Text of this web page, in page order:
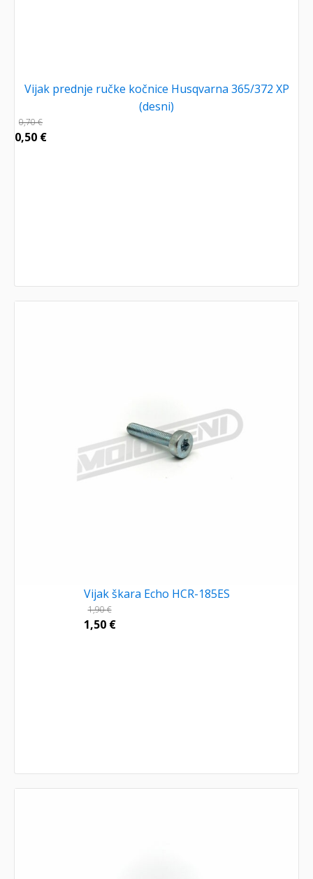
Vijak prednje ručke kočnice Husqvarna 365/372 XP
(desni)
0,70€
0,50 €
Vijak škara Echo HCR-185ES
1,90€
1,50 €